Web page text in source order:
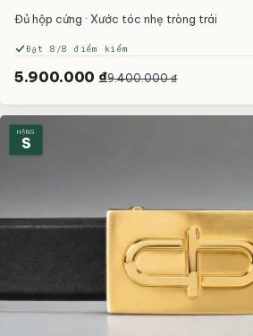
Đủ hộp cứng · Xước tóc nhẹ tròng trái
Đạt 8/8 điểm kiểm
5.900.000 ₫9.400.000 ₫
HẠNG
S